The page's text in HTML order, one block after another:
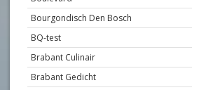
Bourgondisch Den Bosch
BQ-test
Brabant Culinair
Brabant Gedicht